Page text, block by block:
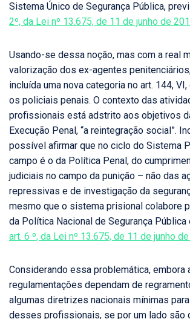
Sistema Único de Segurança Pública,
2º, da Lei nº 13.675, de 11 de junho de
Usando-se dessa noção, mas com a real
valorização dos ex-agentes
incluída uma nova categoria no art. 144,
os policiais penais. O contexto das
profissionais está adstrito aos objetivos
Execução Penal, “a reintegração social”.
possível afirmar que no ciclo do Sistema
campo é o da Política Penal, do
judiciais no campo da punição – não das
repressivas e de investigação da
mesmo que o sistema prisional colabore
da Política Nacional de Segurança
art. 6 º, da Lei nº 13.675, de 11 de junho
Considerando essa problemática, embora
regulamentações dependam de
algumas diretrizes nacionais mínimas
desses profissionais, se por um lado são